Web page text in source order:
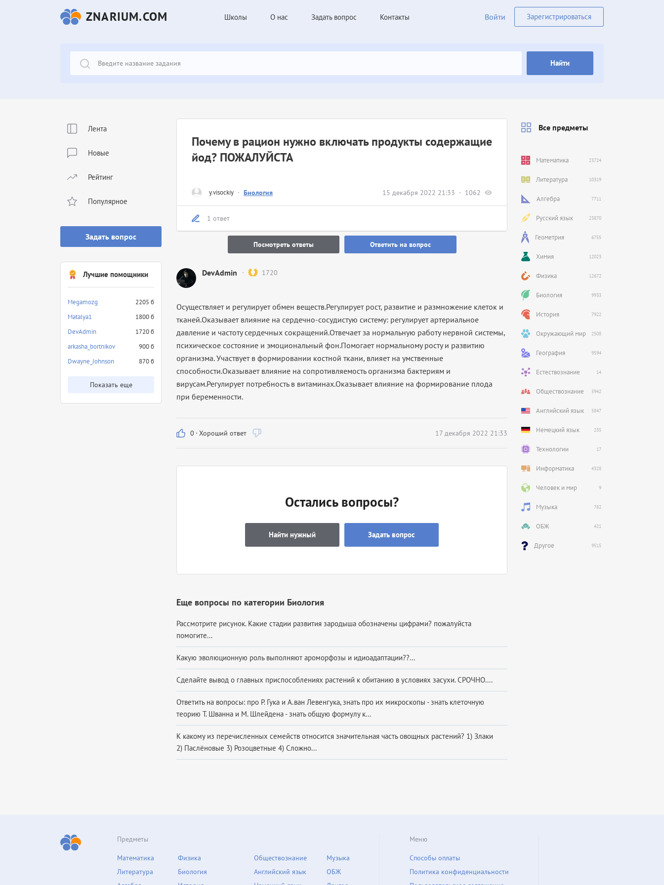
ZNARIUM.COM Школы О нас Задать вопрос Контакты Войти Зарегистрироваться
Найти
Лента
Новые
Рейтинг
Популярное
Задать вопрос
Лучшие помощники
Megamozg
2205 б
Matalya1
1800 б
DevAdmin
1720 б
arkasha_bortnikov
900 б
Dwayne_Johnson
870 б
Показать еще
y.visockiy · Биология 15 декабря 2022 21:33 1062
Почему в рацион нужно включать продукты содержащие
йод? ПОЖАЛУЙСТА
1 ответ
Посмотреть ответы Ответить на вопрос
DevAdmin 1720
Осуществляет и регулирует обмен веществ.Регулирует рост, развитие и размножение клеток и
тканей.Оказывает влияние на сердечно-сосудистую систему: регулирует артериальное
давление и частоту сердечных сокращений.Отвечает за нормальную работу нервной системы,
психическое состояние и эмоциональный фон.Помогает нормальному росту и развитию
организма. Участвует в формировании костной ткани, влияет на умственные
способности.Оказывает влияние на сопротивляемость организма бактериям и
вирусам.Регулирует потребность в витаминах.Оказывает влияние на формирование плода
при беременности.
0 · Хороший ответ 17 декабря 2022 21:33
Остались вопросы?
Найти нужный Задать вопрос
Еще вопросы по категории Биология
Рассмотрите рисунок. Какие стадии развития зародыша обозначены цифрами? пожалуйста
помогите​...
Какую эволюционную роль выполняют ароморфозы и идиоадаптации??...
Сделайте вывод о главных приспособлениях растений к обитанию в условиях засухи. СРОЧНО....
Ответить на вопросы: про Р. Гука и А.ван Левенгука, знать про их микроскопы - знать клеточную
теорию Т. Шванна и М. Шлейдена - знать общую формулу к...
К ка­ко­му из пе­ре­чис­лен­ных се­мейств от­но­сит­ся зна­чи­тель­ная часть овощ­ных рас­те­ний? 1) Злаки
2) Паслёновые 3) Ро­зо­цвет­ные 4) Слож­но­...
Все предметы
Математика 23724
Литература 10319
Алгебра 7711
Русский язык 23870
Геометрия 6755
Химия 12023
Физика 12672
Биология 9933
История 7922
Окружающий мир 2508
География 9594
Естествознание 14
Обществознание 5942
Английский язык 5847
Немецкий язык 235
Технологии 17
Информатика 4328
Человек и мир 9
Музыка 782
ОБЖ 421
Другое 9515
Предметы
Математика
Литература
Физика
Биология
Обществознание
Английский язык
Музыка
ОБЖ
Меню
Способы оплаты
Политика конфиденциальности